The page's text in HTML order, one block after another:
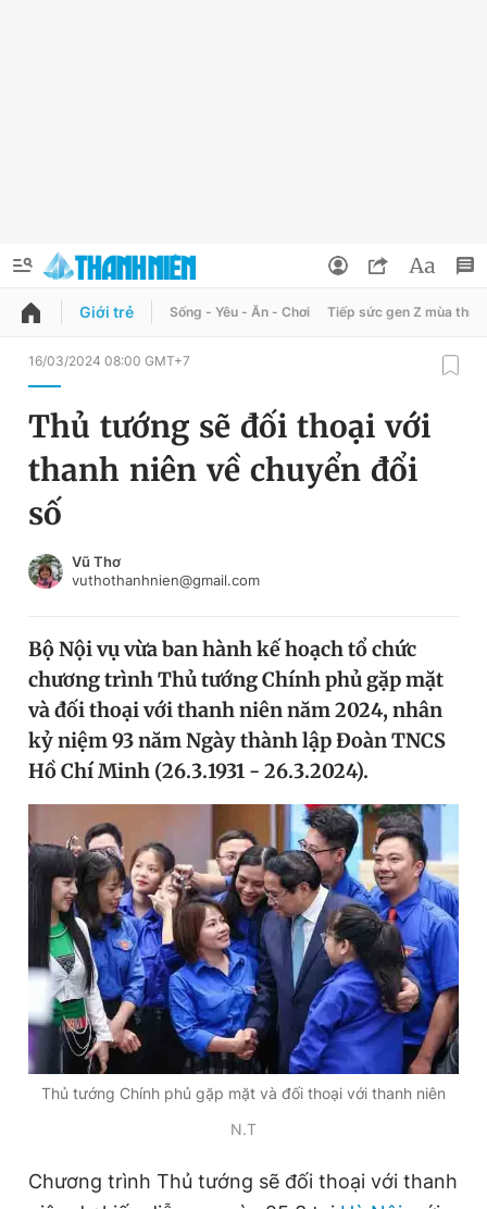
QUẢNG CÁO
Chuyên mục
Chuyên mục khác
Chào ngày mới
Video Magazine
Sản phẩm khác
Tiện ích Bạn cần biết
Thông tin tòa soạn Liên hệ quảng cáo
Đọc Thanh Niên trên điện thoại
Theo dõi báo trên
Đổi mật khẩu
Tin đã lưu
Giới trẻ Sống - Yêu - Ăn - Chơi Tiếp sức gen Z mùa thi
16/03/2024 08:00 GMT+7
Thủ tướng sẽ đối thoại với
thanh niên về chuyển đổi
số
Vũ Thơ
vuthothanhnien@gmail.com
Bộ Nội vụ vừa ban hành kế hoạch tổ chức
chương trình Thủ tướng Chính phủ gặp mặt
và đối thoại với thanh niên năm 2024, nhân
kỷ niệm 93 năm Ngày thành lập Đoàn TNCS
Hồ Chí Minh (26.3.1931 - 26.3.2024).
Thủ tướng Chính phủ gặp mặt và đối thoại với thanh niên
N.T
Chương trình Thủ tướng sẽ đối thoại với thanh